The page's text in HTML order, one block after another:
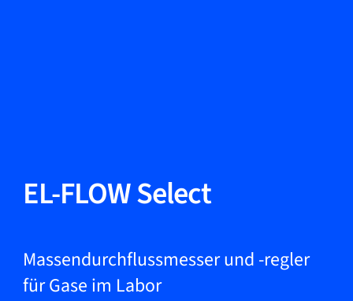
Produkte
Märkte
EL-FLOW Select
Massendurchflussmesser und -regler
für Gase im Labor